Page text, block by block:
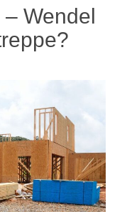
Wendel